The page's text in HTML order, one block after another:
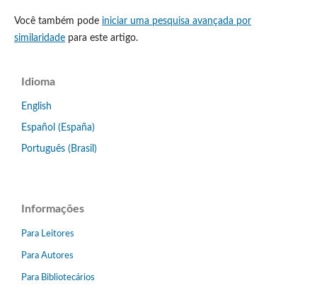
Você também pode iniciar uma pesquisa avançada por
similaridadepara este artigo.
Idioma
English
Español (España)
Português (Brasil)
Informações
Para Leitores
Para Autores
Para Bibliotecários